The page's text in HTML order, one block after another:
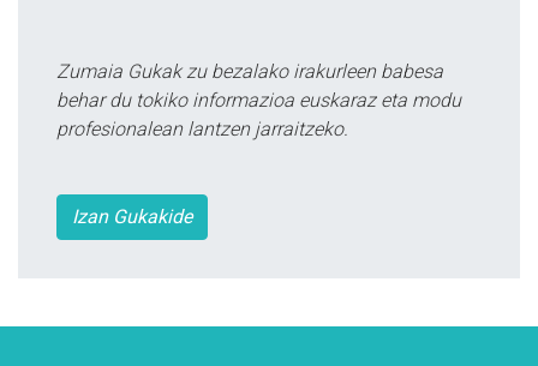
Zumaia Gukak zu bezalako irakurleen babesa
behar du tokiko informazioa euskaraz eta modu
profesionalean lantzen jarraitzeko.
Izan Gukakide